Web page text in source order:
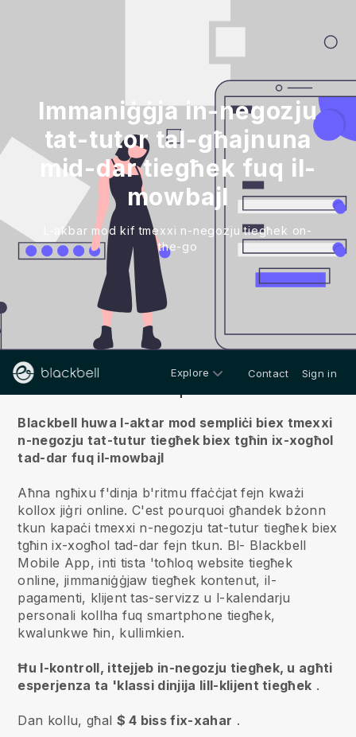
Immaniġġja in-negozju
tat-tutor tal-għajnuna
mid-dar tiegħek fuq il-
mowbajl
L-akbar mod kif tmexxi n-negozju tiegħek on-
the-go
Explore Contact Sign in
Blackbell huwa l-aktar mod sempliċi biex tmexxi
n-negozju tat-tutur tiegħek biex tgħin ix-xogħol
tad-dar fuq il-mowbajl
Aħna ngħixu f'dinja b'ritmu ffaċċjat fejn kważi
kollox jiġri online.C'est pourquoi għandek bżonn
tkun kapaċi tmexxi n-negozju tat-tutur tiegħek biex
tgħin ix-xogħol tad-dar fejn tkun. Bl- Blackbell
Mobile App, inti tista 'toħloq website tiegħek
online, jimmaniġġjaw tiegħek kontenut, il-
pagamenti, klijent tas-servizz u l-kalendarju
personali kollha fuq smartphone tiegħek,
kwalunkwe ħin, kullimkien.
Ħu l-kontroll, ittejjeb in-negozju tiegħek, u agħti
esperjenza ta 'klassi dinjija lill-klijent tiegħek .
Dan kollu, għal $ 4 biss fix-xahar .